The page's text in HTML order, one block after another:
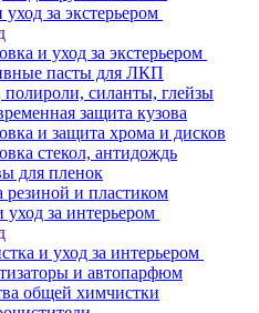
за экстерьером
и уход за экстерьером
пасты для ЛКП
силанты, глейзы
защита кузова
и защита хрома и дисков
стекол, антидождь
для пленок
резиной и пластиком
за интерьером
и уход за интерьером
и автопарфюм
общей химчистки